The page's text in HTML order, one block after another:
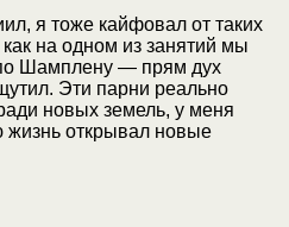
я тоже кайфовал от таких
на одном из занятий мы
Шамплену — прям дух
Эти парни реально
новых земель, у меня
жизнь открывал новые